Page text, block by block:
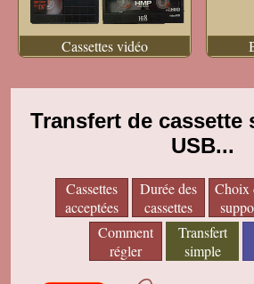
Cassettes vidéo
Transfert de cassette
USB...
Cassettes
acceptées
Durée des
cassettes
Choix
Comment
régler
Transfert
simple